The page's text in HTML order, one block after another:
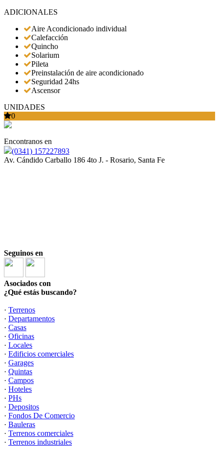
ADICIONALES
Aire Acondicionado individual
Calefacción
Quincho
Solarium
Pileta
Preinstalación de aire acondicionado
Seguridad 24hs
Ascensor
UNIDADES
0
Encontranos en
(0341) 157227893
Av. Cándido Carballo 186 4to J. - Rosario, Santa Fe
Seguinos en
Asociados con
¿Qué estás buscando?
· Terrenos
· Departamentos
· Casas
· Oficinas
· Locales
· Edificios comerciales
· Garages
· Quintas
· Campos
· Hoteles
· PHs
· Depositos
· Fondos De Comercio
· Bauleras
· Terrenos comerciales
· Terrenos industriales